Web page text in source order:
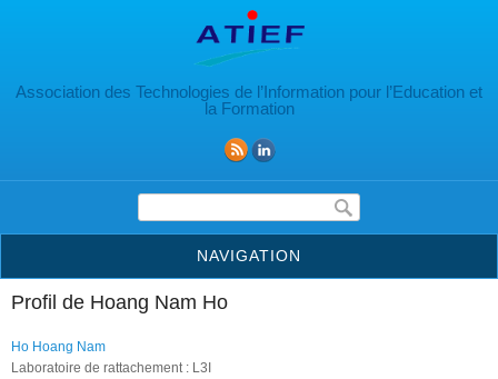
Association des Technologies de l’Information pour l’Education et
la Formation
Formulaire de recherche
NAVIGATION
Profil de Hoang Nam Ho
Ho Hoang Nam
Laboratoire de rattachement : L3I